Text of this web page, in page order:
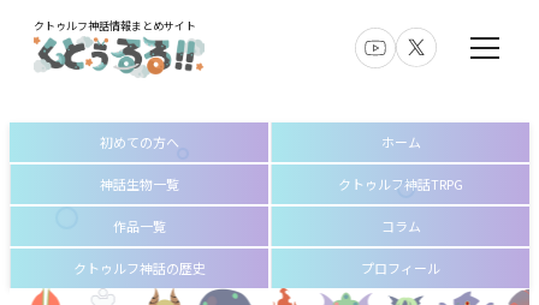
クトゥルフ神話情報まとめサイト
初めての方へ ホーム
神話生物一覧 クトゥルフ神話TRPG
作品一覧 コラム
クトゥルフ神話の歴史 プロフィール